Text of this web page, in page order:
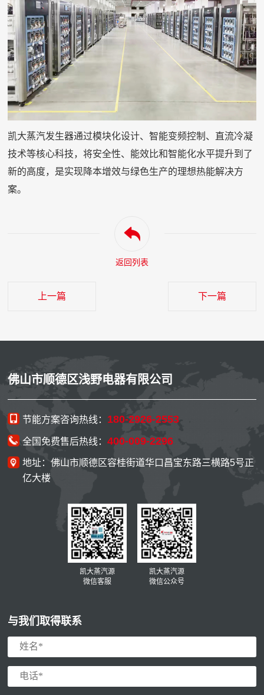
凯大蒸汽发生器通过模块化设计、智能变频控制、直流冷凝
技术等核心科技，将安全性、能效比和智能化水平提升到了
新的高度，是实现降本增效与绿色生产的理想热能解决方
案。
返回列表
上一篇 下一篇
佛山市顺德区浅野电器有限公司
节能方案咨询热线： 180-2926-2553
全国免费售后热线：400-009-2296
地址：佛山市顺德区容桂街道华口昌宝东路三横路5号正
亿大楼
凯大蒸汽源
微信客服
凯大蒸汽源
微信公众号
与我们取得联系